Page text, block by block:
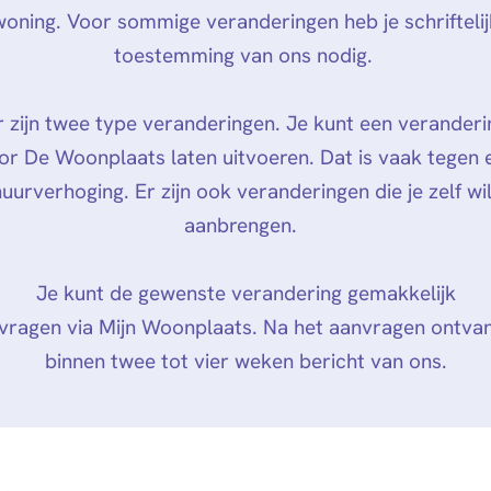
Voor sommige veranderingen heb je
toestemming van ons nodig.
zijn twee type veranderingen. Je kunt een
De Woonplaats laten uitvoeren. Dat is vaak tegen
Er zijn ook veranderingen die je zelf
aanbrengen.
Je kunt de gewenste verandering gemakkelijk
via Mijn Woonplaats. Na het aanvragen
binnen twee tot vier weken bericht van ons.